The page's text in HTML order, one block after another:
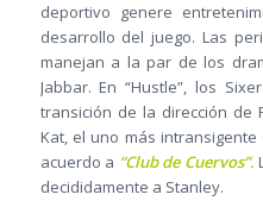
deportivo genere
desarrollo del juego. Las
manejan a la par de los
Jabbar. En “Hustle”, los
transición de la dirección de
Kat, el uno más
acuerdo a “Club de Cuervos”.
decididamente a Stanley.